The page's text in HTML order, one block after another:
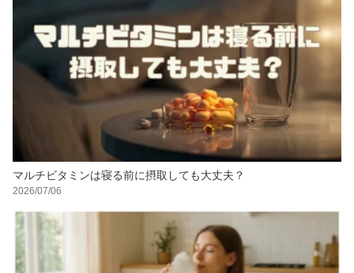
マルチビタミンは寝る前に摂取しても大丈夫？
2026/07/06